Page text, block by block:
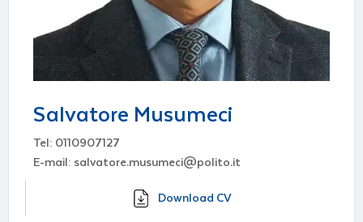
Salvatore Musumeci
Tel: 0110907127
E-mail: salvatore.musumeci@polito.it
Download CV